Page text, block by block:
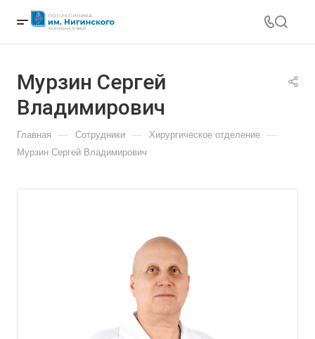
Мурзин Сергей
Владимирович
Главная — Сотрудники — Хирургическое отделение —
Мурзин Сергей Владимирович